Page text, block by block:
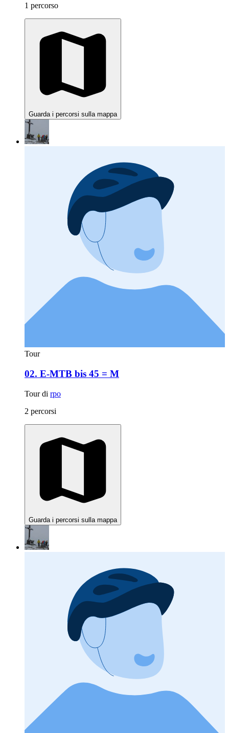
1 percorso
Guarda i percorsi sulla mappa
Tour
02. E-MTB bis 45 = M
Tour di rpo
2 percorsi
Guarda i percorsi sulla mappa